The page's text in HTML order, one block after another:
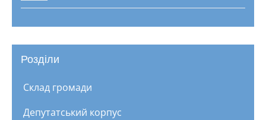
Розділи
Склад громади
Депутатський корпус